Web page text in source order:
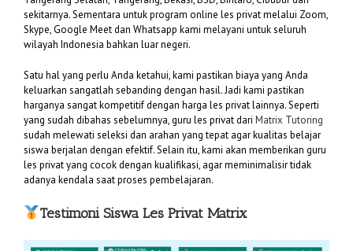
sekitarnya. Sementara untuk program online les privat melalui Zoom,
Skype, Google Meet dan Whatsapp kami melayani untuk seluruh
wilayah Indonesia bahkan luar negeri.
Satu hal yang perlu Anda ketahui, kami pastikan biaya yang Anda
keluarkan sangatlah sebanding dengan hasil. Jadi kami pastikan
harganya sangat kompetitif dengan harga les privat lainnya. Seperti
yang sudah dibahas sebelumnya, guru les privat dari Matrix Tutoring
sudah melewati seleksi dan arahan yang tepat agar kualitas belajar
siswa berjalan dengan efektif. Selain itu, kami akan memberikan guru
les privat yang cocok dengan kualifikasi, agar meminimalisir tidak
adanya kendala saat proses pembelajaran.
Testimoni Siswa Les Privat Matrix